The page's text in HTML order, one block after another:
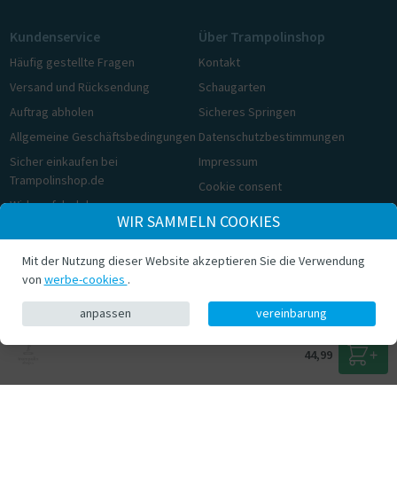
44,99
Kundenservice
Häufig gestellte Fragen
Versand und Rücksendung
Auftrag abholen
Allgemeine Geschäftsbedingungen
Sicher einkaufen bei
Trampolinshop.de
Widerrufsbelehrung
Über Trampolinshop
Kontakt
Schaugarten
Sicheres Springen
Datenschutzbestimmungen
Impressum
Cookie consent
© Trampolinshop.de 2026
WIR SAMMELN COOKIES
Mit der Nutzung dieser Website akzeptieren Sie die Verwendung
von werbe-cookies .
anpassen vereinbarung